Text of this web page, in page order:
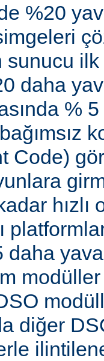
%20
ilk
daha
%
Code)
hızlı
daha
diğer